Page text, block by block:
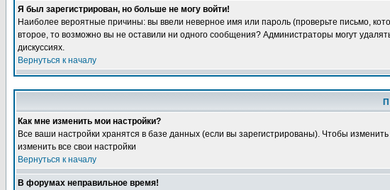
Я был зарегистрирован, но больше не могу войти!
Наиболее вероятные причины: вы ввели неверное имя или пароль (проверьте письмо,
второе, то возможно вы не оставили ни одного сообщения? Администраторы могут
дискуссиях.
Вернуться к началу
Как мне изменить мои настройки?
Все ваши настройки хранятся в базе данных (если вы зарегистрированы). Чтобы
изменить все свои настройки
Вернуться к началу
В форумах неправильное время!